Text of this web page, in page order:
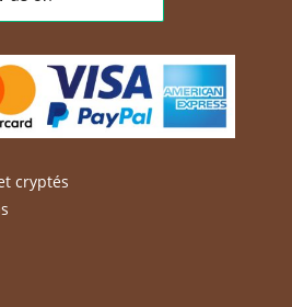
cryptés